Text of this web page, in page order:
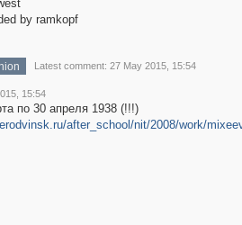
by ramkopf
Latest comment: 27 May 2015, 15:54
15:54
по 30 апреля 1938 (!!!)
after_school/nit/2008/work/